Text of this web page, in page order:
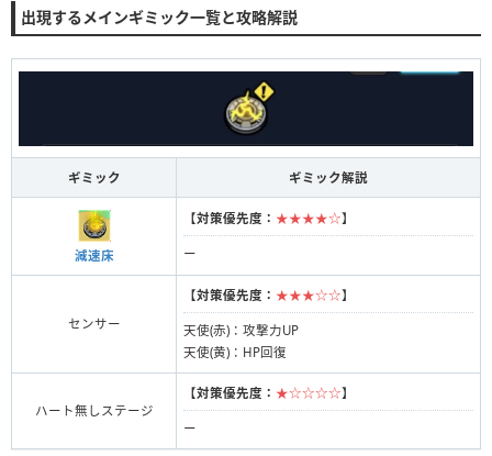
出現するメインギミック一覧と攻略解説
ギミック ギミック解説
減速床
【対策優先度： ★★★★☆】
ー
センサー
【対策優先度： ★★★☆☆】
天使(赤)：攻撃力UP
天使(黄)：HP回復
ハート無しステージ
【対策優先度： ★☆☆☆☆】
ー